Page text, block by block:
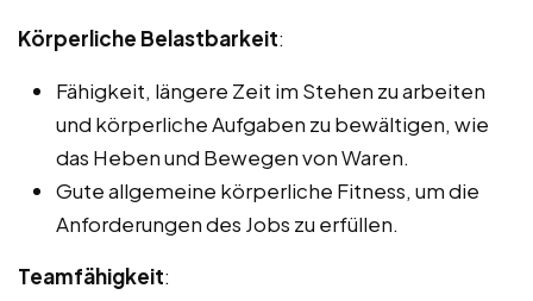
Körperliche Belastbarkeit:
Fähigkeit, längere Zeit im Stehen zu arbeiten
und körperliche Aufgaben zu bewältigen, wie
das Heben und Bewegen von Waren.
Gute allgemeine körperliche Fitness, um die
Anforderungen des Jobs zu erfüllen.
Teamfähigkeit: